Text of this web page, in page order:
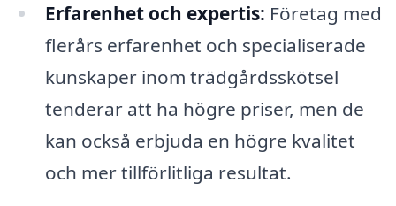
Erfarenhet och expertis: Företag med
flerårs erfarenhet och specialiserade
kunskaper inom trädgårdsskötsel
tenderar att ha högre priser, men de
kan också erbjuda en högre kvalitet
och mer tillförlitliga resultat.